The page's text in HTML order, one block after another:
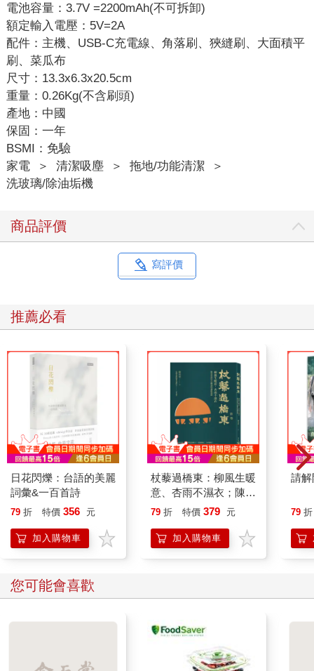
電池容量：3.7V =2200mAh(不可拆卸)
額定輸入電壓：5V=2A
配件：主機、USB-C充電線、角落刷、狹縫刷、大面積平
刷、菜瓜布
尺寸：13.3x6.3x20.5cm
重量：0.26Kg(不含刷頭)
產地：中國
保固：一年
BSMI：免驗
家電
＞ 清潔吸塵 ＞ 拖地/功能清潔
＞
洗玻璃/除油垢機
商品評價
寫評價
推薦必看
日花閃爍：台語的美麗
詞彙&一百首詩
79 折 特價 356 元
加入購物車
杖藜過橋東：柳風生暖
意、杏雨不濕衣；陳亮
恭談以心轉境的適齡漫
79 折 特價 379 元
加入購物車
請解
79 折
您可能會喜歡